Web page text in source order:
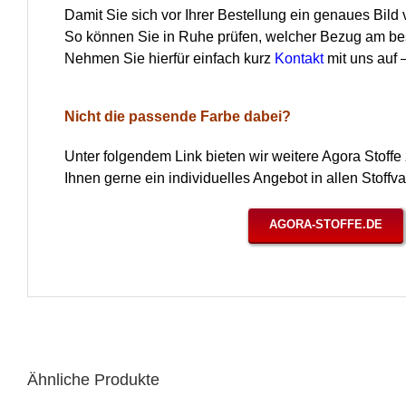
Damit Sie sich vor Ihrer Bestellung ein genaues
So können Sie in Ruhe prüfen, welcher Bezug am
Nehmen Sie hierfür einfach kurz Kontakt mit uns auf
Nicht die passende Farbe dabei?
Unter folgendem Link bieten wir weitere Agora
Ihnen gerne ein individuelles Angebot in allen
AGORA-STOFFE.DE
Ähnliche Produkte